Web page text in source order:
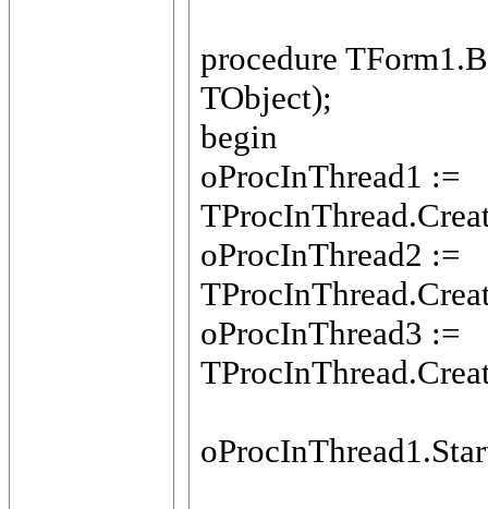
procedure
TObject);
begin
oProcInThread1 :=
oProcInThread2 :=
oProcInThread3 :=